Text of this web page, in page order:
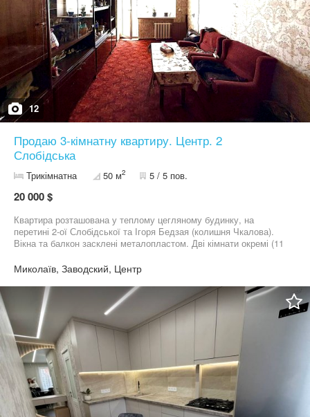
12
Продаю 3-кімнатну квартиру. Центр. 2
Слобідська
Трикімнатна 50 м2 5 / 5 пов.
20 000 $
Квартира розташована у теплому цегляному будинку, на
перетині 2-ої Слобідської та Ігоря Бедзая (колишня Чкалова).
Вікна та балкон засклені металопластом. Дві кімнати окремі (11
Опалення централізоване. Гарний варіант для втілення ваших
дизайнерських ідей – ремонт будете робити на свій смак.
Залишаються кондиціонер та меблі. Будинок доглянутий та
охайний. Затишний, непроїзний двір. У кроковій доступності
школа, дитячий садок, магазини, супермаркети, ринок
«Юліанна», зупинки транспорту. Дзвоніть, приходьте на
перегляд і до вдалої покупки!
Миколаїв, Заводский, Центр